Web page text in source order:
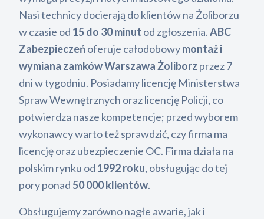
Nasi technicy docierają do klientów na Żoliborzu
w czasie od 15 do 30 minut od zgłoszenia.ABC
Zabezpieczeńoferuje całodobowymontaż i
wymiana zamków Warszawa Żoliborz przez 7
dni w tygodniu. Posiadamy licencję Ministerstwa
Spraw Wewnętrznych oraz licencję Policji, co
potwierdza nasze kompetencje; przed wyborem
wykonawcy warto też sprawdzić, czy firma ma
licencję oraz ubezpieczenie OC. Firma działa na
polskim rynku od 1992 roku, obsługując do tej
pory ponad50 000 klientów.
Obsługujemy zarówno nagłe awarie, jak i